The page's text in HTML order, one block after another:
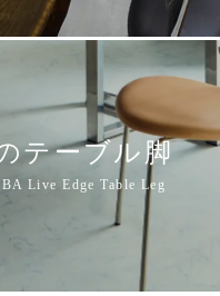
テーブル脚